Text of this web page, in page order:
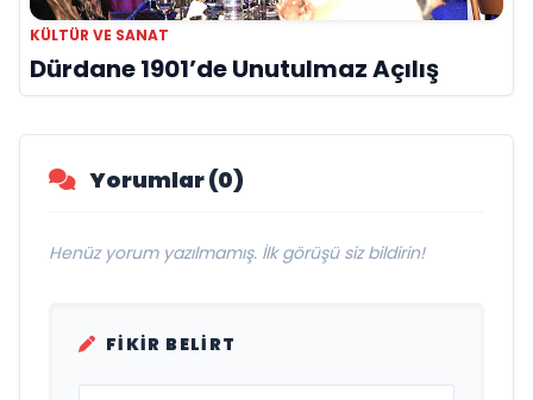
KÜLTÜR VE SANAT
Dürdane 1901’de Unutulmaz Açılış
Yorumlar (0)
Henüz yorum yazılmamış. İlk görüşü siz bildirin!
FIKIR BELIRT